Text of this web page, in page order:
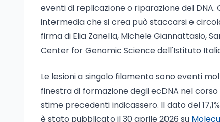
eventi di replicazione o riparazione del
intermedia che si crea può staccarsi e
firma di Elia Zanella, Michele Giannattasio,
Center for Genomic Science dell'Istituto
Le lesioni a singolo filamento sono eventi
finestra di formazione degli ecDNA nel
stime precedenti indicassero. Il dato del
è stato pubblicato il 30 aprile 2026 su